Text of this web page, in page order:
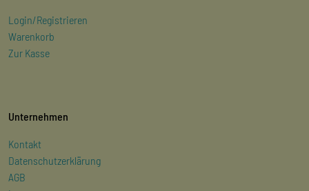
Login/Registrieren
Warenkorb
Zur Kasse
Unternehmen
Kontakt
Datenschutzerklärung
AGB